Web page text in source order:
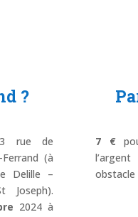
?
3 rue de
(à
Delille –
Joseph).
2024 à
7 €
obstacle